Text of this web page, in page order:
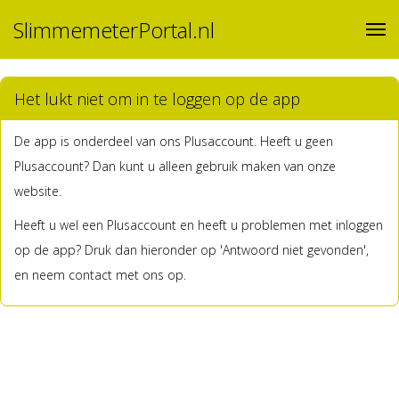
SlimmemeterPortal.nl
Het lukt niet om in te loggen op de app
De app is onderdeel van ons Plusaccount. Heeft u geen
Plusaccount? Dan kunt u alleen gebruik maken van onze
website.
Heeft u wel een Plusaccount en heeft u problemen met inloggen
op de app? Druk dan hieronder op 'Antwoord niet gevonden',
en neem contact met ons op.